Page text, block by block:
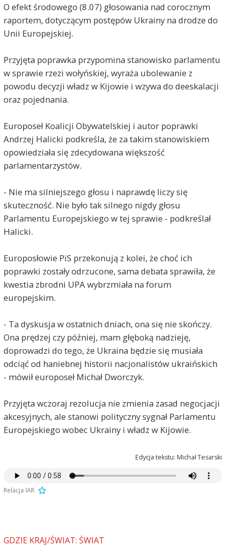
O efekt środowego (8.07) głosowania nad corocznym
raportem, dotyczącym postępów Ukrainy na drodze do
Unii Europejskiej.
Przyjęta poprawka przypomina stanowisko parlamentu
w sprawie rzezi wołyńskiej, wyraża ubolewanie z
powodu decyzji władz w Kijowie i wzywa do deeskalacji
oraz pojednania.
Europoseł Koalicji Obywatelskiej i autor poprawki
Andrzej Halicki podkreśla, że za takim stanowiskiem
opowiedziała się zdecydowana większość
parlamentarzystów.
- Nie ma silniejszego głosu i naprawdę liczy się
skuteczność. Nie było tak silnego nigdy głosu
Parlamentu Europejskiego w tej sprawie - podkreślał
Halicki.
Europosłowie PiS przekonują z kolei, że choć ich
poprawki zostały odrzucone, sama debata sprawiła, że
kwestia zbrodni UPA wybrzmiała na forum
europejskim.
- Ta dyskusja w ostatnich dniach, ona się nie skończy.
Ona prędzej czy później, mam głęboką nadzieję,
doprowadzi do tego, że Ukraina będzie się musiała
odciąć od haniebnej historii nacjonalistów ukraińskich
- mówił europoseł Michał Dworczyk.
Przyjęta wczoraj rezolucja nie zmienia zasad negocjacji
akcesyjnych, ale stanowi polityczny sygnał Parlamentu
Europejskiego wobec Ukrainy i władz w Kijowie.
Edycja tekstu: Michał Tesarski
Relacja IAR
GDZIE KRAJ/ŚWIAT: ŚWIAT